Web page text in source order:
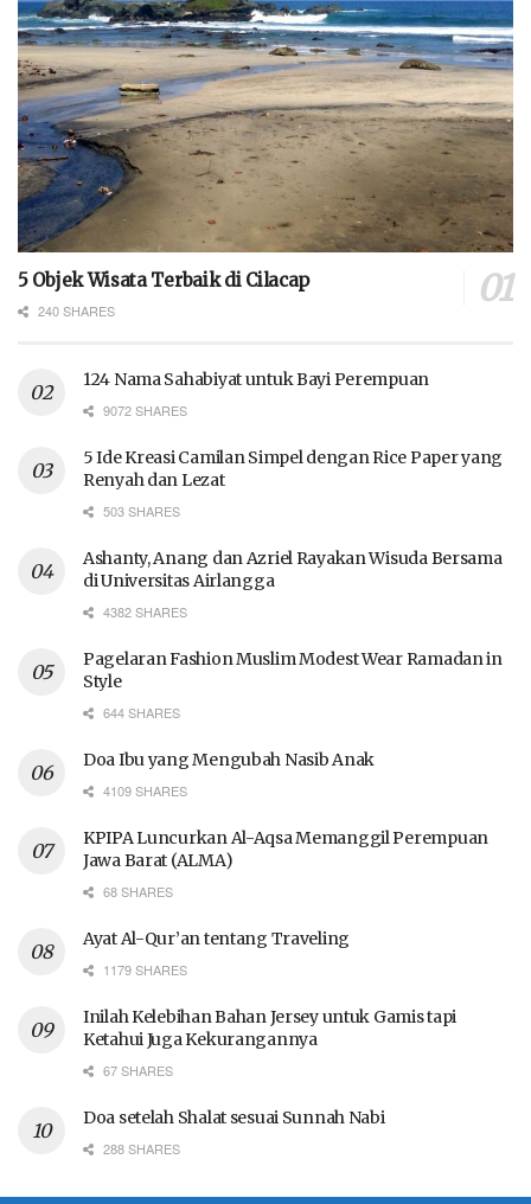
5 Objek Wisata Terbaik di Cilacap
240 SHARES
124 Nama Sahabiyat untuk Bayi Perempuan
9072 SHARES
5 Ide Kreasi Camilan Simpel dengan Rice Paper yang
Renyah dan Lezat
503 SHARES
Ashanty, Anang dan Azriel Rayakan Wisuda Bersama
di Universitas Airlangga
4382 SHARES
Pagelaran Fashion Muslim Modest Wear Ramadan in
Style
644 SHARES
Doa Ibu yang Mengubah Nasib Anak
4109 SHARES
KPIPA Luncurkan Al-Aqsa Memanggil Perempuan
Jawa Barat (ALMA)
68 SHARES
Ayat Al-Qur’an tentang Traveling
1179 SHARES
Inilah Kelebihan Bahan Jersey untuk Gamis tapi
Ketahui Juga Kekurangannya
67 SHARES
Doa setelah Shalat sesuai Sunnah Nabi
288 SHARES